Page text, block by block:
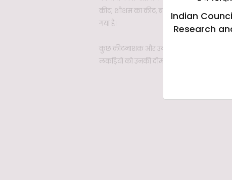
कीट, शीशम का कीट, बबूल का तना और जड़
गया है।
कुछ कीटनाशक और उनके प्रयोग के उपकरण भी
लकड़ियों को उनकी दीमक प्रतिरोधक क्षमता के
Indian
Research